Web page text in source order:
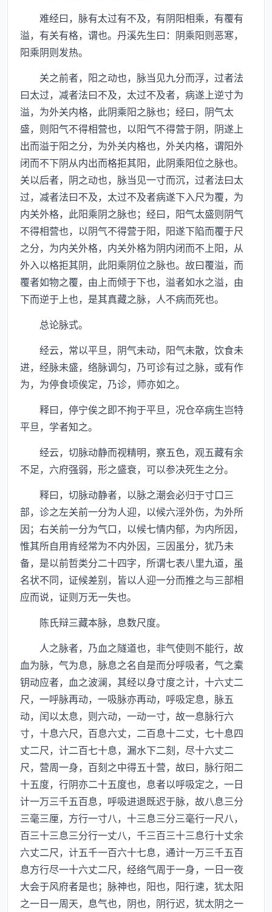
难经曰，脉有太过有不及，有阴阳相乘，有覆有
溢，有关有格，谓也。丹溪先生曰：阴乘阳则恶寒，
阳乘阴则发热。
关之前者，阳之动也，脉当见九分而浮，过者法
曰太过，减者法曰不及，太过不及者，病遂上逆寸为
溢，为外关内格，此阴乘阳之脉也；经曰，阴气太
盛，则阳气不得相营也，以阳气不得营于阴，阴遂上
出而溢于阳之分，为外关内格也，外关内格，谓阳外
闭而不下阴从内出而格拒其阳，此阴乘阳位之脉也。
关以后者，阴之动也，脉当见一寸而沉，过者法曰太
过，减者法曰不及，太过不及者病遂下入尺为覆，为
内关外格，此阳乘阴之脉也；经曰，阳气太盛则阴气
不得相营也，以阴气不得营于阳，阳遂下陷而覆于尺
之分，为内关外格，内关外格为阴内闭而不上阳，从
外入以格拒其阴，此阳乘阴位之脉也。故曰覆溢，而
覆者如物之覆，由上而倾于下也，溢者如水之溢，由
下而逆于上也，是其真藏之脉，人不病而死也。
总论脉式。
经云，常以平旦，阴气未动，阳气未散，饮食未
进，经脉未盛，络脉调匀，乃可诊有过之脉，或有作
为，为停食顷俟定，乃诊，师亦如之。
释曰，停宁俟之即不拘于平旦，况仓卒病生岂特
平旦，学者知之。
经云，切脉动静而视精明，察五色，观五藏有余
不足，六府强弱，形之盛衰，可以参决死生之分。
释曰，切脉动静者，以脉之潮会必归于寸口三
部，诊之左关前一分为人迎，以候六淫外伤，为外所
因；右关前一分为气口，以候七情内郁，为内所因，
惟其所自用肯经常为不内外因，三因虽分，犹乃未
备，是以前哲类分二十四字，所谓七表八里九道，虽
名状不同，证候差别，皆以人迎一分而推之与三部相
应而说，证则万无一失也。
陈氏辩三藏本脉，息数尺度。
人之脉者，乃血之隧道也，非气使则不能行，故
血为脉，气为息，脉息之名自是而分呼吸者，气之槖
钥动应者，血之波澜，其经以身寸度之计，十六丈二
尺，一呼脉再动，一吸脉亦再动，呼吸定息，脉五
动，闰以太息，则六动，一动一寸，故一息脉行六
寸，十息六尺，百息六丈，二百息十二丈，七十息四
丈二尺，计二百七十息，漏水下二刻，尽十六丈二
尺，营周一身，百刻之中得五十营，故曰，脉行阳二
十五度，行阴亦二十五度也，息者以呼吸定之，一日
计一万三千五百息，呼吸进退既迟于脉，故八息三分
三毫三厘，方行一寸八，十三息三分三毫行一尺八，
百三十三息三分行一丈八，千三百三十三息行十丈余
六丈二尺，计五千一百六十七息，通计一万三千五百
息方行尽一十六丈二尺，经络气周于一身，一日一夜
大会于风府者是也；脉神也，阳也，阳行速，犹太阳
之一日一周天，息气也，阴也，阴行迟，犹太阴之一